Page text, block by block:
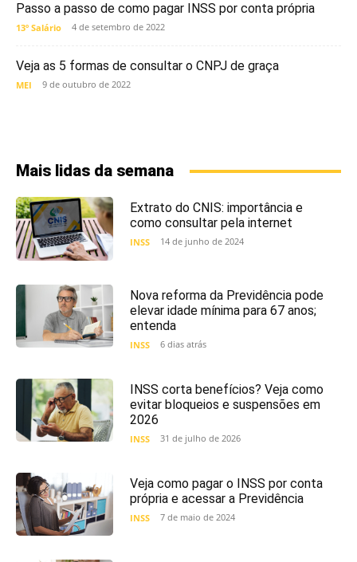
Passo a passo de como pagar INSS por conta própria
13º Salário 4 de setembro de 2022
Veja as 5 formas de consultar o CNPJ de graça
MEI 9 de outubro de 2022
Mais lidas da semana
Extrato do CNIS: importância e
como consultar pela internet
INSS 14 de junho de 2024
Nova reforma da Previdência pode
elevar idade mínima para 67 anos;
entenda
INSS 6 dias atrás
INSS corta benefícios? Veja como
evitar bloqueios e suspensões em
2026
INSS 31 de julho de 2026
Veja como pagar o INSS por conta
própria e acessar a Previdência
INSS 7 de maio de 2024